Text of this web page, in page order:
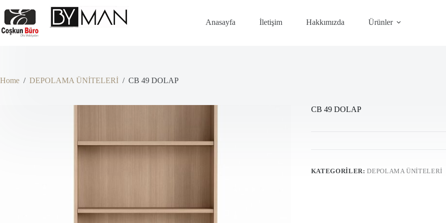
to
content
Anasayfa İletişim Hakkımızda Ürünler
Home / DEPOLAMA ÜNİTELERİ / CB 49 DOLAP
CB 49 DOLAP
KATEGORILER:DEPOLAMA ÜNİTELERİ